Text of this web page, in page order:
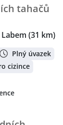
tahačů
(31 km)
Plný úvazek
cizince